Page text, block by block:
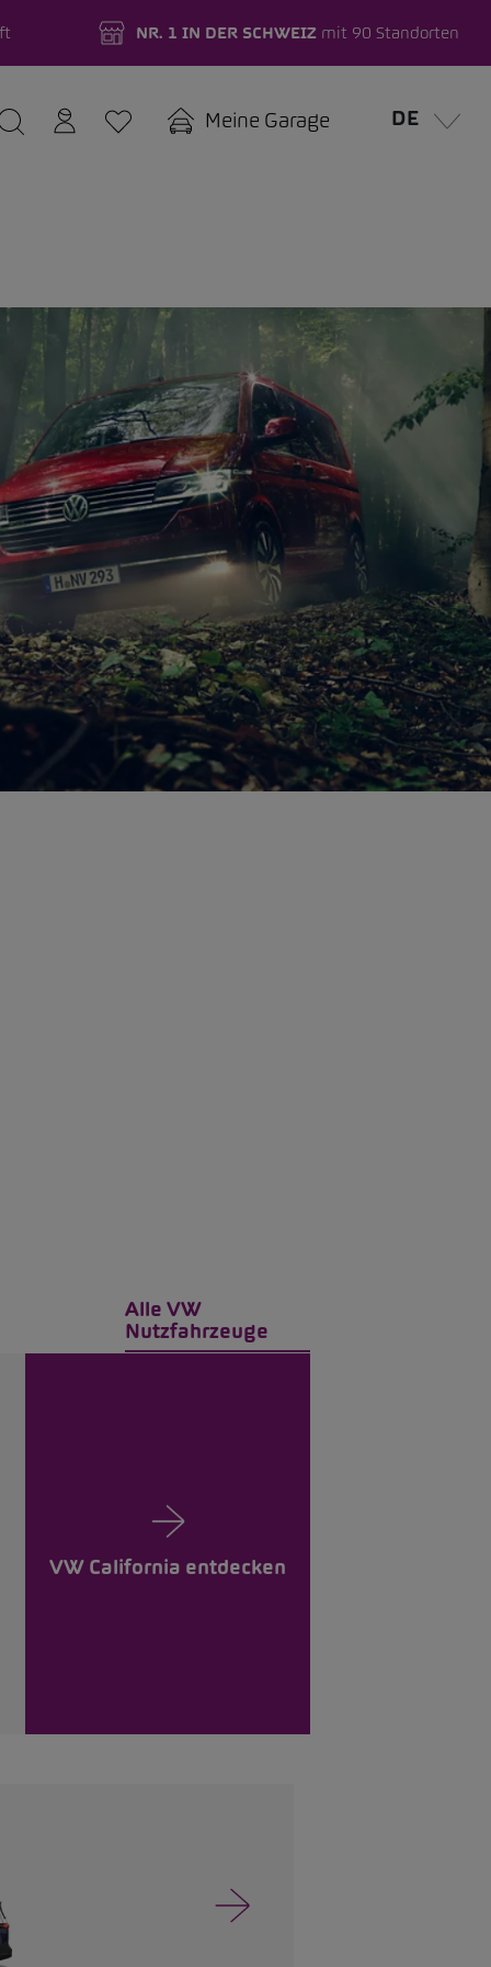
NR. 1 IN DER SCHWEIZmit 90 Standorten
Meine Garage DE
Alle VW
Nutzfahrzeuge
VW California entdecken